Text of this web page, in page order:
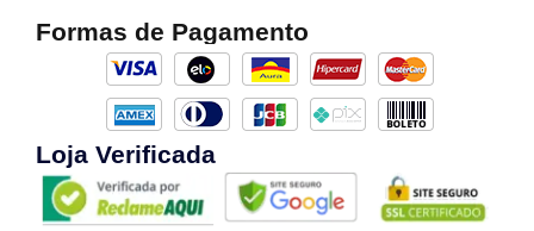
Formas de Pagamento
Loja Verificada